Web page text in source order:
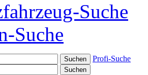
Suche
Suche
Profi-Suche